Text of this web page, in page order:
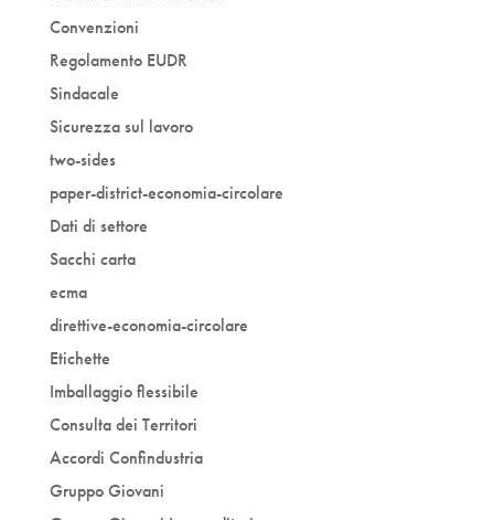
Convenzioni
Regolamento EUDR
Sindacale
Sicurezza sul lavoro
two-sides
paper-district-economia-circolare
Dati di settore
Sacchi carta
ecma
direttive-economia-circolare
Etichette
Imballaggio flessibile
Consulta dei Territori
Accordi Confindustria
Gruppo Giovani